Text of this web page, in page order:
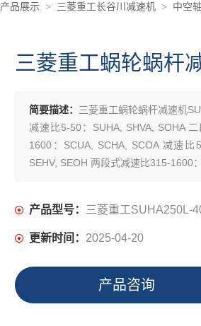
产品展示 > 三菱重工长谷川减速机 > 中空
三菱重工蜗轮蜗杆
简要描述： 三菱重工蜗轮蜗杆减速机
减速比5-50：SUHA, SHVA, SOHA
1600：SCUA, SCHA, SCOA 减速比
SEHV, SEOH 两段式减速比315-1600
产品型号： 三菱重工SUHA250L-
更新时间： 2025-04-20
产品咨询